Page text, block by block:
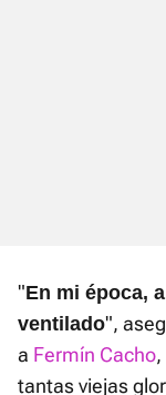
"En mi época,
ventilado",
a Fermín Cacho,
tantas viejas